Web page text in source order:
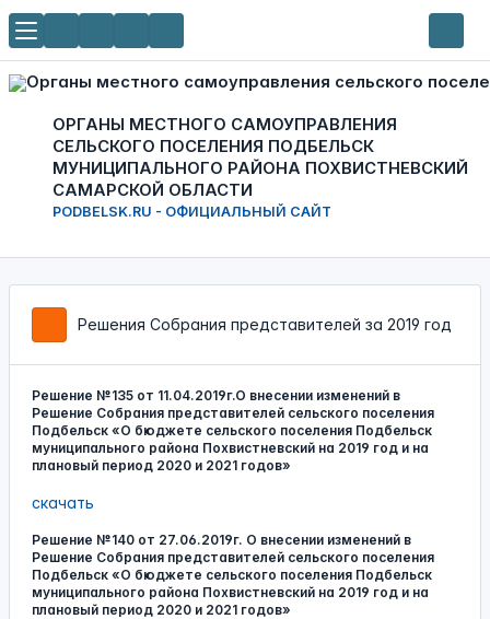
ОРГАНЫ МЕСТНОГО САМОУПРАВЛЕНИЯ
СЕЛЬСКОГО ПОСЕЛЕНИЯ ПОДБЕЛЬСК
МУНИЦИПАЛЬНОГО РАЙОНА ПОХВИСТНЕВСКИЙ
САМАРСКОЙ ОБЛАСТИ
PODBELSK.RU - ОФИЦИАЛЬНЫЙ САЙТ
Решения Собрания представителей за 2019 год
Решение №135 от 11.04.2019г.О внесении изменений в
Решение Собрания представителей сельского поселения
Подбельск «О бюджете сельского поселения Подбельск
муниципального района Похвистневский на 2019 год и на
плановый период 2020 и 2021 годов»
скачать
Решение №140 от 27.06.2019г. О внесении изменений в
Решение Собрания представителей сельского поселения
Подбельск «О бюджете сельского поселения Подбельск
муниципального района Похвистневский на 2019 год и на
плановый период 2020 и 2021 годов»